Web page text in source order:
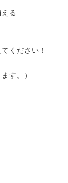
る
ください！
す。）